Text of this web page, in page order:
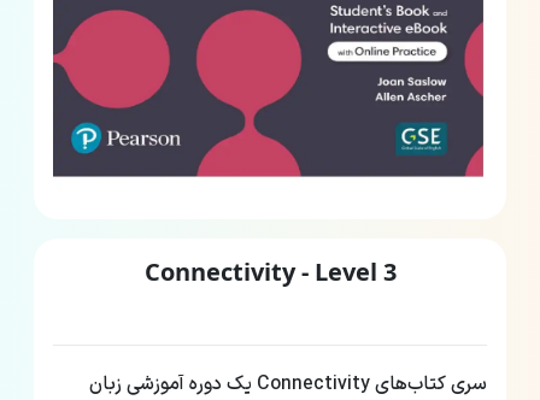
Connectivity - Level 3
سری کتاب‌های Connectivity یک دوره آموزشی زبان